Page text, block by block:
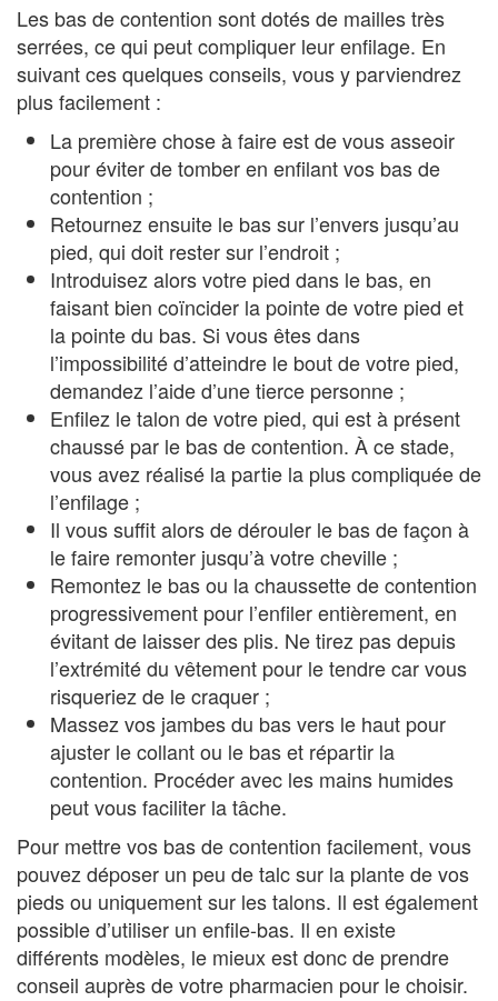
Les bas de contention sont dotés de mailles très
serrées, ce qui peut compliquer leur enfilage. En
suivant ces quelques conseils, vous y parviendrez
plus facilement :
La première chose à faire est de vous asseoir
pour éviter de tomber en enfilant vos bas de
contention ;
Retournez ensuite le bas sur l’envers jusqu’au
pied, qui doit rester sur l’endroit ;
Introduisez alors votre pied dans le bas, en
faisant bien coïncider la pointe de votre pied et
la pointe du bas. Si vous êtes dans
l’impossibilité d’atteindre le bout de votre pied,
demandez l’aide d’une tierce personne ;
Enfilez le talon de votre pied, qui est à présent
chaussé par le bas de contention. À ce stade,
vous avez réalisé la partie la plus compliquée de
l’enfilage ;
Il vous suffit alors de dérouler le bas de façon à
le faire remonter jusqu’à votre cheville ;
Remontez le bas ou la chaussette de contention
progressivement pour l’enfiler entièrement, en
évitant de laisser des plis. Ne tirez pas depuis
l’extrémité du vêtement pour le tendre car vous
risqueriez de le craquer ;
Massez vos jambes du bas vers le haut pour
ajuster le collant ou le bas et répartir la
contention. Procéder avec les mains humides
peut vous faciliter la tâche.
Pour mettre vos bas de contention facilement, vous
pouvez déposer un peu de talc sur la plante de vos
pieds ou uniquement sur les talons. Il est également
possible d’utiliser un enfile-bas. Il en existe
différents modèles, le mieux est donc de prendre
conseil auprès de votre pharmacien pour le choisir.